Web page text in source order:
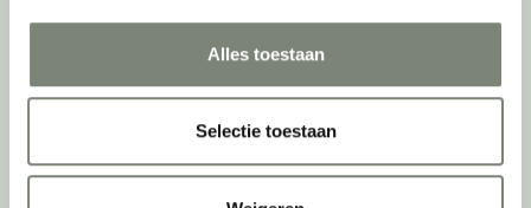
Alles toestaan
Selectie toestaan
Refurbished kantoormeubilair
Retourname van inventaris
Projectstoffering